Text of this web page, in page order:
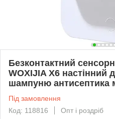
Безконтактний
WOXIJIA X6 настінний
шампуню антисептика
Під замовлення
Код: 118816
Опт і роздріб